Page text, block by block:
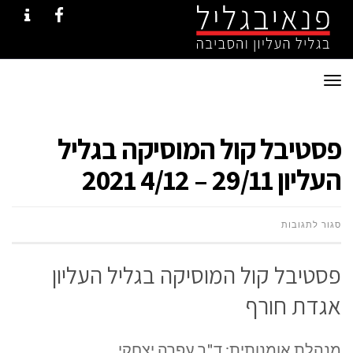
תפריט
פסטיבל קול המוסיקה בגליל
העליון 29/11 – 4/12 2021
סגור לתגובותעל
פסטיבל קול המוסיקה בגליל העליון
אגדת חורף
מנהלת אומנותית: ד"ר עפרה יצחקי